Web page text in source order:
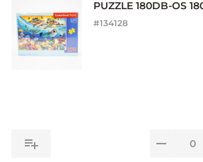
PUZZLE 180DB-OS
#134128